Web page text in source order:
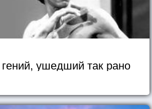
ушедший так рано